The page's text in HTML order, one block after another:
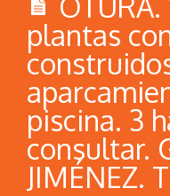
plantas
piscina. 3
consultar.
JIMÉNEZ.